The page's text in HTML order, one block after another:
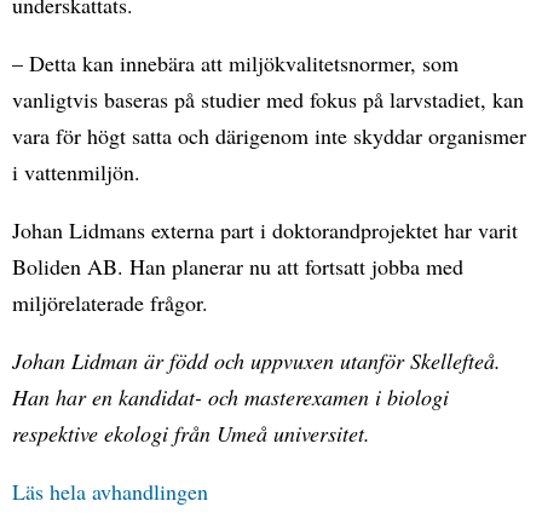
– Detta kan innebära att miljökvalitetsnormer, som
vanligtvis baseras på studier med fokus på larvstadiet, kan
vara för högt satta och därigenom inte skyddar organismer
i vattenmiljön.
Johan Lidmans externa part i doktorandprojektet har varit
Boliden AB. Han planerar nu att fortsatt jobba med
miljörelaterade frågor.
Johan Lidman är född och uppvuxen utanför Skellefteå.
Han har en kandidat- och masterexamen i biologi
respektive ekologi från Umeå universitet.
Läs hela avhandlingen